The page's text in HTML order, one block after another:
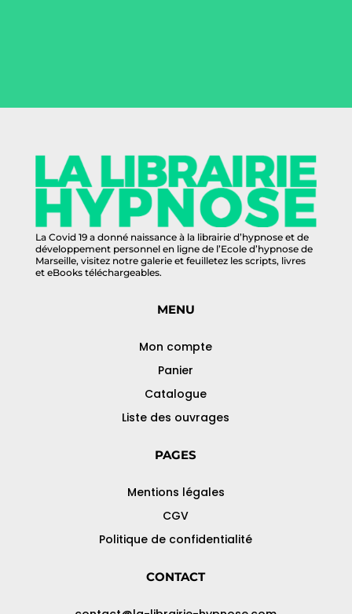
La Covid 19 a donné naissance à la librairie d’hypnose et de
développement personnel en ligne de l’Ecole d’hypnose de
Marseille, visitez notre galerie et feuilletez les scripts, livres
et eBooks téléchargeables.
MENU
Mon compte
Panier
Catalogue
Liste des ouvrages
PAGES
Mentions légales
CGV
Politique de confidentialité
CONTACT